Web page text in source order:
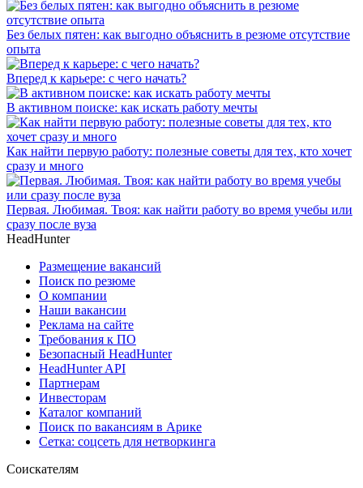
Без белых пятен: как выгодно объяснить в резюме отсутствие
опыта
Вперед к карьере: с чего начать?
В активном поиске: как искать работу мечты
Как найти первую работу: полезные советы для тех, кто хочет
сразу и много
Первая. Любимая. Твоя: как найти работу во время учебы или
сразу после вуза
HeadHunter
Размещение вакансий
Поиск по резюме
О компании
Наши вакансии
Реклама на сайте
Требования к ПО
Безопасный HeadHunter
HeadHunter API
Партнерам
Инвесторам
Каталог компаний
Поиск по вакансиям в Арике
Сетка: соцсеть для нетворкинга
Соискателям